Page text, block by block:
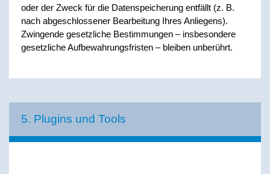
oder der Zweck für die Datenspeicherung entfällt (z. B.
nach abgeschlossener Bearbeitung Ihres Anliegens).
Zwingende gesetzliche Bestimmungen – insbesondere
gesetzliche Aufbewahrungsfristen – bleiben unberührt.
5. Plugins und Tools